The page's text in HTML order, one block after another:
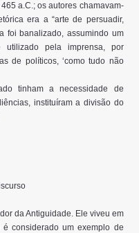
a.C.; os autores chamavam-
era a “arte de persuadir,
foi banalizado, assumindo um
utilizado pela imprensa, por
de políticos, ‘como tudo não
tinham a necessidade de
instituíram a divisão do
da Antiguidade. Ele viveu em
considerado um exemplo de